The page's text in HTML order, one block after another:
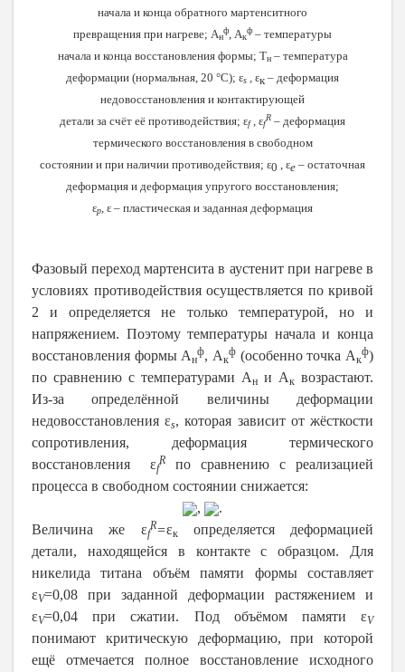
начала и конца обратного мартенситного
превращения при нагреве; Ан
ф , Ак
ф – температуры
начала и конца восстановления формы; Тн – температура
деформации (нормальная, 20 °C); εs εк – деформация
недовосстановления и контактирующей
детали за счёт её противодействия; εf εf
R – деформация
термического восстановления в свободном
состоянии и при наличии противодействия; ε0 εе – остаточная
деформация и деформация упругого восстановления;
εp ε – пластическая и заданная деформация
Фазовый переход мартенсита в аустенит при нагреве в
условиях противодействия осуществляется по кривой
2 и определяется не только температурой, но и
напряжением. Поэтому температуры начала и конца
восстановления формы Ан
ф, Ак
ф (особенно точка Ак
ф)
по сравнению с температурами Ан и Ак возрастают.
Из-за определённой величины деформации
недовосстановления εs, которая зависит от жёсткости
сопротивления, деформация термического
восстановления εf
R
по сравнению с реализацией
процесса в свободном состоянии снижается:
,
.
Величина же εf
R=εк
определяется деформацией
детали, находящейся в контакте с образцом. Для
никелида титана объём памяти формы составляет
εV=0,08 при заданной деформации растяжением и
εV=0,04 при сжатии. Под объёмом памяти εV
понимают критическую деформацию, при которой
ещё отмечается полное восстановление исходного